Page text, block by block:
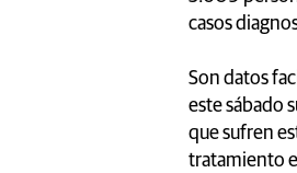
casos
Son datos
este sábado
que sufren
tratamiento